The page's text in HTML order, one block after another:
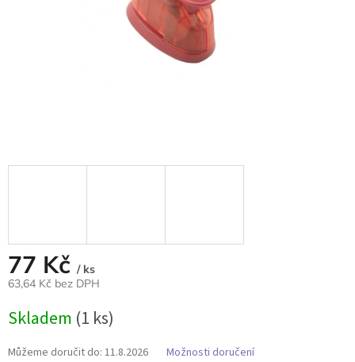
77 Kč / ks
63,64 Kč bez DPH
cena:
Skladem (1 ks)
Můžeme doručit do: 11.8.2026 Možnosti doručení